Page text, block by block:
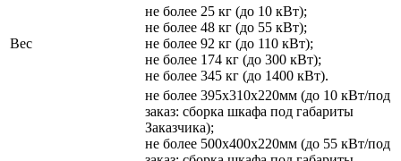
Вес
не более 25 кг (до 10 кВт);
не более 48 кг (до 55 кВт);
не более 92 кг (до 110 кВт);
не более 174 кг (до 300 кВт);
не более 345 кг (до 1400 кВт).
не более 395х310х220мм (до 10 кВт/под
заказ: сборка шкафа под габариты
Заказчика);
не более 500х400х220мм (до 55 кВт/под